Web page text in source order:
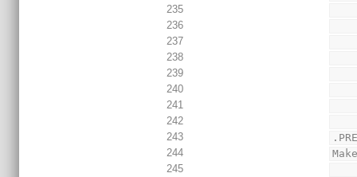
235
236
237
238
239
240
241
242
243
244
245